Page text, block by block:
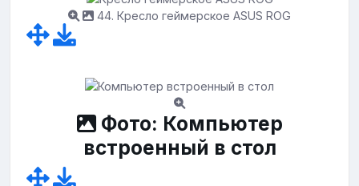
44. Кресло геймерское ASUS ROG
Фото: Компьютер
встроенный в стол